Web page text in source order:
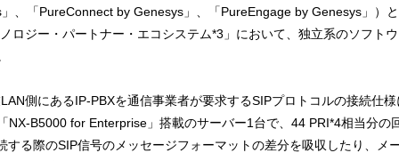
、「PureConnect by Genesys」、「PureEngage by Genesys」）
ロジー・パートナー・エコシステム*3」において、独立系のソフト
側にあるIP-PBXを通信事業者が要求するSIPプロトコルの接続仕
NX-B5000 for Enterprise」搭載のサーバー1台で、44 PRI*4相当分の
する際のSIP信号のメッセージフォーマットの差分を吸収したり、メ